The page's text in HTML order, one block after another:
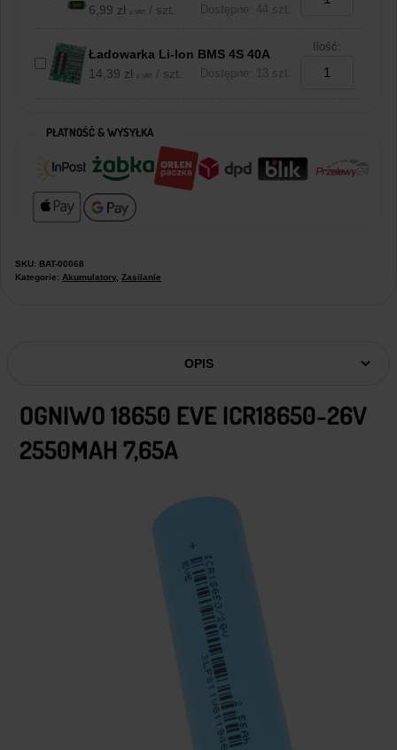
6,99 zł z VAT / szt. Dostępne: 44 szt.
Ładowarka Li-Ion BMS 4S 40A
14,39 zł z VAT / szt. Dostępne: 13 szt.
Ilość:
PŁATNOŚĆ & WYSYŁKA
SKU: BAT-00068
Kategorie: Akumulatory, Zasilanie
OPIS
OGNIWO 18650 EVE ICR18650-26V
2550MAH 7,65A